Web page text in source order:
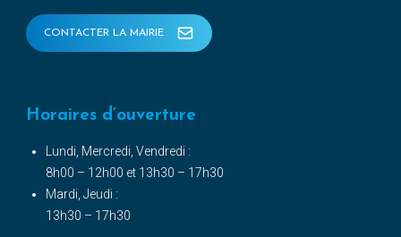
CONTACTER LA MAIRIE
Horaires d’ouverture
Lundi, Mercredi, Vendredi :
8h00 – 12h00 et 13h30 – 17h30
Mardi, Jeudi :
13h30 – 17h30